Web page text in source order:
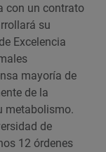
con un contrato
su
Excelencia
mayoría de
de la
metabolismo.
de
12 órdenes